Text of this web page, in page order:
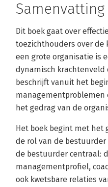
Samenvatting
Dit boek gaat over
toezichthouders over de
een grote organisatie is
dynamisch
beschrijft vanuit het
managementproblemen
het gedrag van de
Het boek begint met het
de rol van de bestuurder
de bestuurder centraal:
managementprofiel,
ook kwetsbare relaties